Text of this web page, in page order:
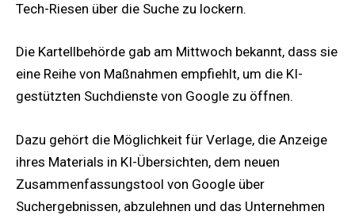
Tech-Riesen über die Suche zu lockern.
Die Kartellbehörde gab am Mittwoch bekannt, dass sie
eine Reihe von Maßnahmen empfiehlt, um die KI-
gestützten Suchdienste von Google zu öffnen.
Dazu gehört die Möglichkeit für Verlage, die Anzeige
ihres Materials in KI-Übersichten, dem neuen
Zusammenfassungstool von Google über
Suchergebnissen, abzulehnen und das Unternehmen